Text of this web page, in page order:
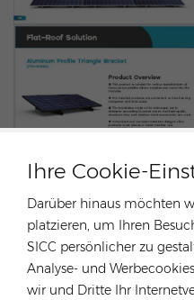
Ihre Cookie-
Darüber hinaus möchten
platzieren, um Ihren
SICC persönlicher zu
Analyse- und
wir und Dritte Ihr